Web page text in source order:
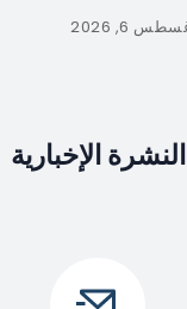
6, 2026
النشرة الإخبارية